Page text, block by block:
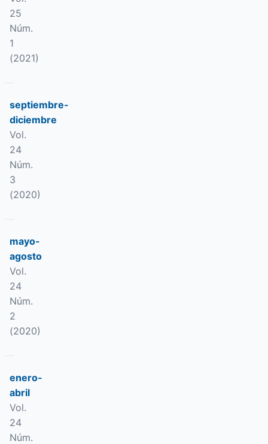
25
Núm.
1
(2021)
septiembre-
diciembre
Vol.
24
Núm.
3
(2020)
mayo-
agosto
Vol.
24
Núm.
2
(2020)
enero-
abril
Vol.
24
Núm.